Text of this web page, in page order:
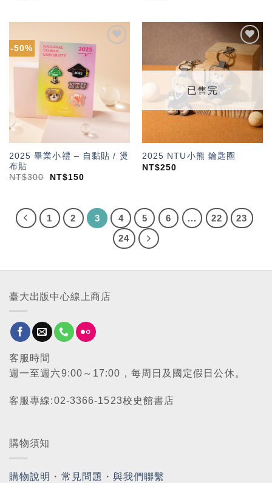
-50%
2025 畢業小禮 – 自黏貼 / 燙
布貼
NT$300 NT$150
加入
望輕
已售完
2025 NTU小熊 鑰匙圈
NT$250
1 2 3 4 5 6 ... 22
23
24
臺大出版中心線上商店
客服時間
週一至週六9:00～17:00，每周日及國定假日公休。
客服專線:02-3366-1523校史館書店
購物須知
購物說明 ・ 常見問題 ・與我們聯繫